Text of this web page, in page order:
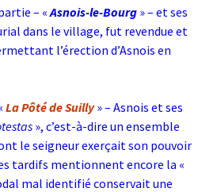
– «Asnois-le-Bourg » – et ses
dans le village, fut revendue et
l’érection d’Asnois en
La Pôté de Suilly » – Asnois et ses
», c’est-à-dire un ensemble
le seigneur exerçait son pouvoir
tardifs mentionnent encore la «
mal identifié conservait une